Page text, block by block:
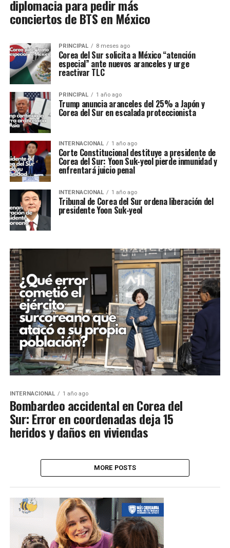
diplomacia para pedir más
conciertos de BTS en México
PRINCIPAL 8 meses ago
Corea del Sur solicita a México “atención
especial” ante nuevos aranceles y urge
reactivar TLC
PRINCIPAL 1 año ago
Trump anuncia aranceles del 25% a Japón y
Corea del Sur en escalada proteccionista
INTERNACIONAL 1 año ago
Corte Constitucional destituye a presidente de
Corea del Sur: Yoon Suk-yeol pierde inmunidad y
enfrentará juicio penal
INTERNACIONAL 1 año ago
Tribunal de Corea del Sur ordena liberación del
presidente Yoon Suk-yeol
INTERNACIONAL 1 año ago
Bombardeo accidental en Corea del
Sur: Error en coordenadas deja 15
heridos y daños en viviendas
MORE POSTS